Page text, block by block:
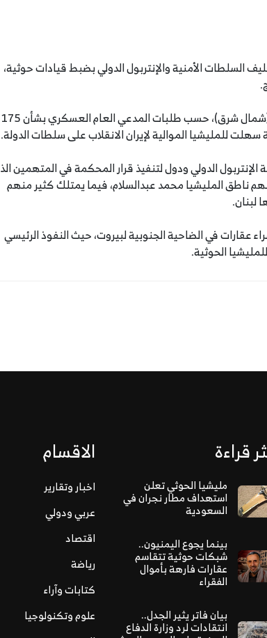
عسكرية، الثلاثاء 22 سبتمبر 2020، تكليف السلطات الأمنية والإنتربول الدولي بضبط قيادات حوثية،
للمليشيا الموالية لإيران الانقلاب على سلطات الدولة.
الدولي ودول لتنفيذ قرار المحكمة في المتهمين
ناطق المليشيا محمد عبدالسلام، فيما يمتلك كثير منهم
لبنان.
عقارات في الضاحية الجنوبية لبيروت، حيث النفوذ الرئيسي
الحوثية.
قراءة
مليشيا الحوثي تعلن
استهداف مطار نجران في
السعودية
بينما يجوع اليمنيون..
شبكات حوثية تتقاسم
عقارات فارهة بأموال
الفقراء
بيان فاتر يثير الجدل..
انتقادات لرد وزارة الدفاع
الاقسام
اخبار وتقارير
عربي ودولي
اقتصاد
رياضة
كتابات وآراء
علوم وتكنولوجيا